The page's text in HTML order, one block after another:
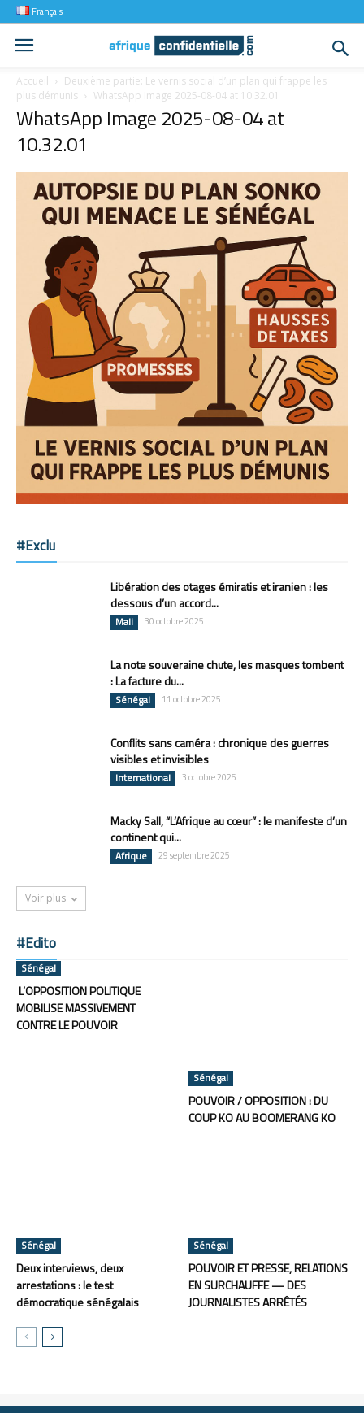
Français
Accueil
Deuxième partie: Le vernis social d’un plan qui frappe les
plus démunis
WhatsApp Image 2025-08-04 at 10.32.01
WhatsApp Image 2025-08-04 at
10.32.01
#Exclu
Libération des otages émiratis et iranien : les
dessous d’un accord...
Mali 30 octobre 2025
La note souveraine chute, les masques tombent
: La facture du...
Sénégal 11 octobre 2025
Conflits sans caméra : chronique des guerres
visibles et invisibles
International 3 octobre 2025
Macky Sall, “L’Afrique au cœur” : le manifeste d’un
continent qui...
Afrique 29 septembre 2025
Voir plus
#Edito
Sénégal
L’OPPOSITION POLITIQUE
MOBILISE MASSIVEMENT
CONTRE LE POUVOIR
Sénégal
POUVOIR / OPPOSITION : DU
COUP KO AU BOOMERANG KO
Sénégal
Deux interviews, deux
arrestations : le test
démocratique sénégalais
Sénégal
POUVOIR ET PRESSE, RELATIONS
EN SURCHAUFFE — DES
JOURNALISTES ARRÊTÉS